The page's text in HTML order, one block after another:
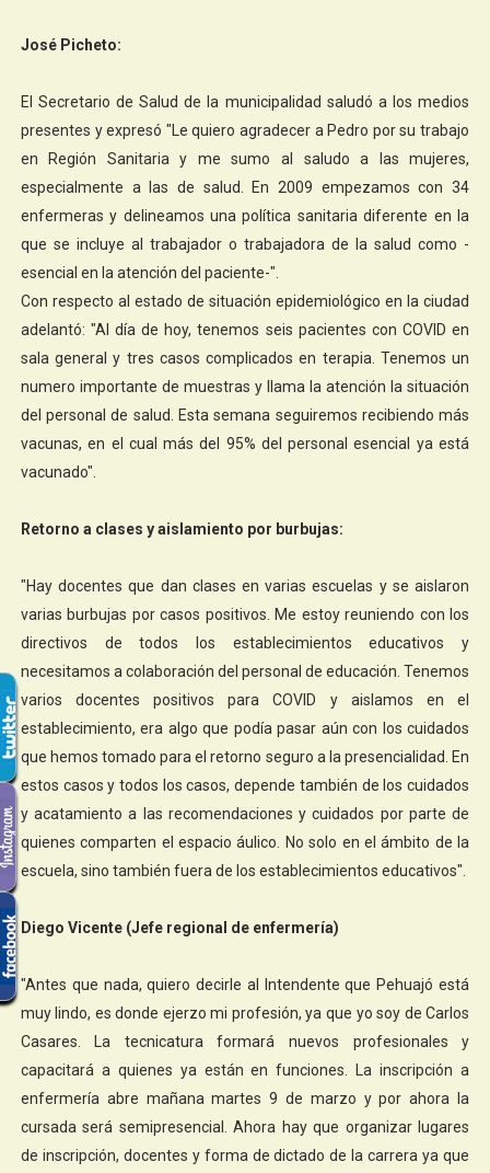
José Picheto:
El Secretario de Salud de la municipalidad saludó a los medios
presentes y expresó "Le quiero agradecer a Pedro por su trabajo
en Región Sanitaria y me sumo al saludo a las mujeres,
especialmente a las de salud. En 2009 empezamos con 34
enfermeras y delineamos una política sanitaria diferente en la
que se incluye al trabajador o trabajadora de la salud como -
esencial en la atención del paciente-".
Con respecto al estado de situación epidemiológico en la ciudad
adelantó: "Al día de hoy, tenemos seis pacientes con COVID en
sala general y tres casos complicados en terapia. Tenemos un
numero importante de muestras y llama la atención la situación
del personal de salud. Esta semana seguiremos recibiendo más
vacunas, en el cual más del 95% del personal esencial ya está
vacunado".
Retorno a clases y aislamiento por burbujas:
"Hay docentes que dan clases en varias escuelas y se aislaron
varias burbujas por casos positivos. Me estoy reuniendo con los
directivos de todos los establecimientos educativos y
necesitamos a colaboración del personal de educación. Tenemos
varios docentes positivos para COVID y aislamos en el
establecimiento, era algo que podía pasar aún con los cuidados
que hemos tomado para el retorno seguro a la presencialidad. En
estos casos y todos los casos, depende también de los cuidados
y acatamiento a las recomendaciones y cuidados por parte de
quienes comparten el espacio áulico. No solo en el ámbito de la
escuela, sino también fuera de los establecimientos educativos".
Diego Vicente (Jefe regional de enfermería)
"Antes que nada, quiero decirle al Intendente que Pehuajó está
muy lindo, es donde ejerzo mi profesión, ya que yo soy de Carlos
Casares. La tecnicatura formará nuevos profesionales y
capacitará a quienes ya están en funciones. La inscripción a
enfermería abre mañana martes 9 de marzo y por ahora la
cursada será semipresencial. Ahora hay que organizar lugares
de inscripción, docentes y forma de dictado de la carrera ya que